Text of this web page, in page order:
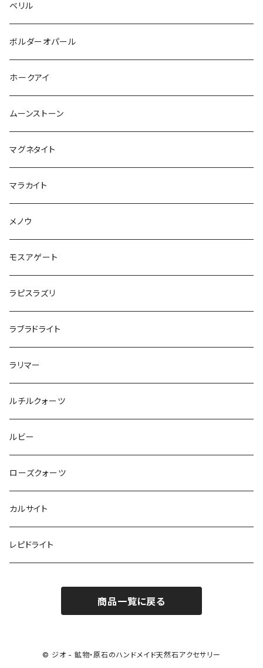
ベリル
ボルダーオパール
ホークアイ
ムーンストーン
マグネタイト
マラカイト
メノウ
モスアゲート
ラピスラズリ
ラブラドライト
ラリマー
ルチルクォーツ
ルビー
ローズクォーツ
カルサイト
レピドライト
商品一覧に戻る
© ジオ - 鉱物・原石のハンドメイド天然石アクセサリー